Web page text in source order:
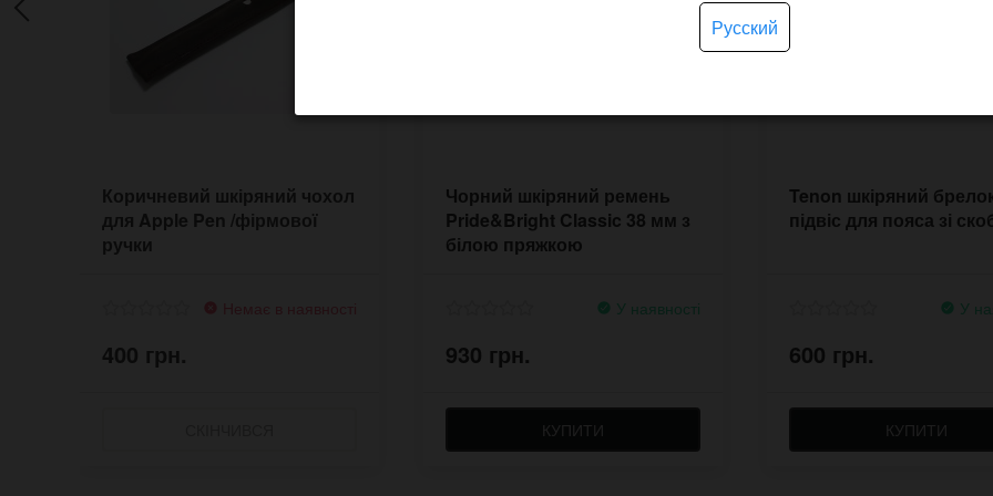
Коричневий шкіряний чохол
для Apple Pen /фірмової
ручки
400 грн.
Чорний шкіряний ремень
Pride&Bright Classic 38 мм з
білою пряжкою
У наявності
930 грн.
КУПИТИ
Tenon шкіряний
підвіс для пояса зі
У
600 грн.
КУПИТИ
Русский